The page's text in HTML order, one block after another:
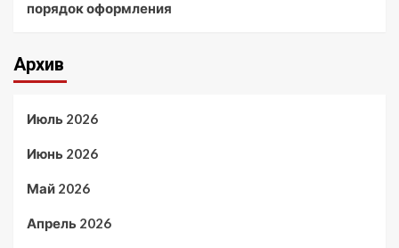
порядок оформления
Архив
Июль 2026
Июнь 2026
Май 2026
Апрель 2026